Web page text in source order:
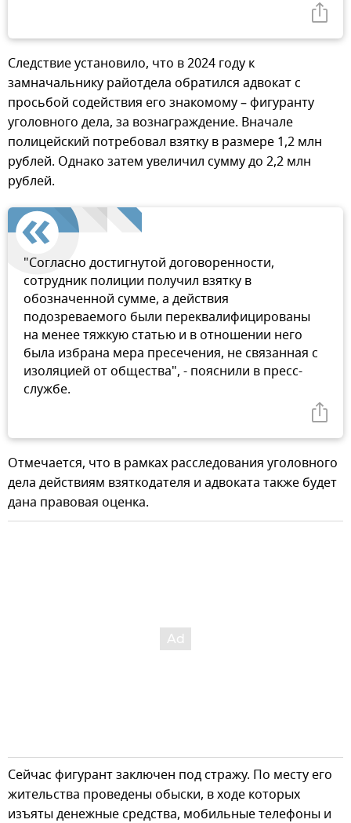
Следствие установило, что в 2024 году к
замначальнику райотдела обратился адвокат с
просьбой содействия его знакомому – фигуранту
уголовного дела, за вознаграждение. Вначале
полицейский потребовал взятку в размере 1,2 млн
рублей. Однако затем увеличил сумму до 2,2 млн
рублей.
"Согласно достигнутой договоренности,
сотрудник полиции получил взятку в
обозначенной сумме, а действия
подозреваемого были переквалифицированы
на менее тяжкую статью и в отношении него
была избрана мера пресечения, не связанная с
изоляцией от общества", - пояснили в пресс-
службе.
Отмечается, что в рамках расследования уголовного
дела действиям взяткодателя и адвоката также будет
дана правовая оценка.
Сейчас фигурант заключен под стражу. По месту его
жительства проведены обыски, в ходе которых
изъяты денежные средства, мобильные телефоны и